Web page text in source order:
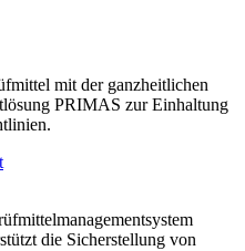
mit der ganzheitlichen
PRIMAS zur Einhaltung
die Sicherstellung von